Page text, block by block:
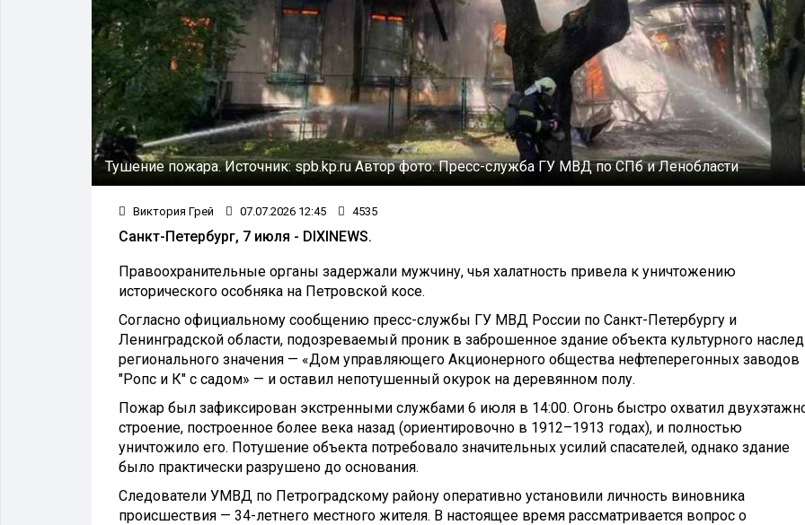
Тушение пожара.Источник:spb.kp.ruАвтор фото:Пресс-служба ГУ МВД по СПб и Ленобласти
Виктория Грей 07.07.2026 12:45 4535
Санкт-Петербург, 7 июля - DIXINEWS.
Правоохранительные органы задержали мужчину, чья халатность привела к уничтожению
исторического особняка на Петровской косе.
Согласно официальному сообщению пресс-службы ГУ МВД России по Санкт-Петербургу и
Ленинградской области, подозреваемый проник в заброшенное здание объекта культурного
регионального значения — «Дом управляющего Акционерного общества нефтеперегонных заводов
"Ропс и К" с садом» — и оставил непотушенный окурок на деревянном полу.
Пожар был зафиксирован экстренными службами 6 июля в 14:00. Огонь быстро охватил
строение, построенное более века назад (ориентировочно в 1912–1913 годах), и полностью
уничтожило его. Потушение объекта потребовало значительных усилий спасателей, однако здание
было практически разрушено до основания.
Следователи УМВД по Петроградскому району оперативно установили личность виновника
происшествия — 34-летнего местного жителя. В настоящее время рассматривается вопрос о